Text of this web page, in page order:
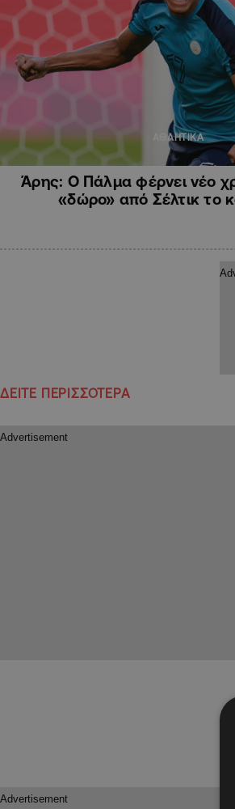
ΑΘΛΗΤΙΚΑ
Άρης: Ο Πάλμα φέρνει νέο
«δώρο» από Σέλτικ το
ΔΕΙΤΕ ΠΕΡΙΣΣΟΤΕΡΑ